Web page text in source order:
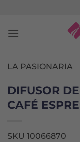
contenido
LA PASIONARIA
DIFUSOR
CAFÉ
SKU 10066870